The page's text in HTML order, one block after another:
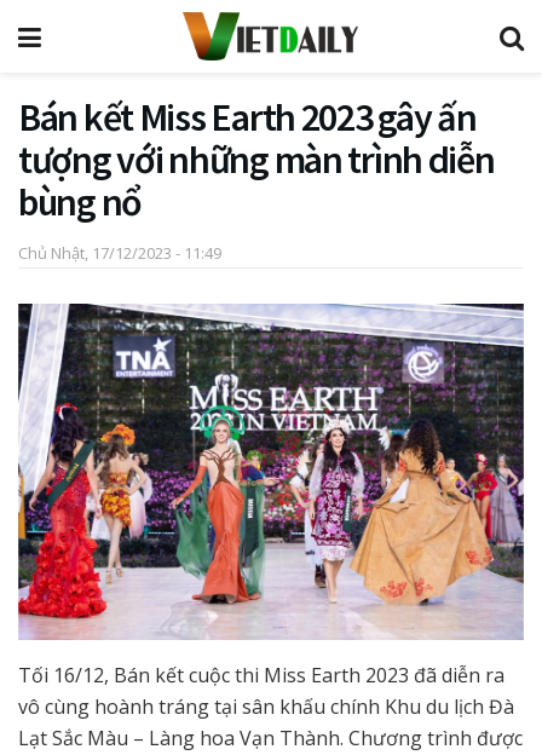
Bán kết Miss Earth 2023 gây ấn
tượng với những màn trình diễn
bùng nổ
Chủ Nhật, 17/12/2023 - 11:49
Tối 16/12, Bán kết cuộc thi Miss Earth 2023 đã diễn ra
vô cùng hoành tráng tại sân khấu chính Khu du lịch Đà
Lạt Sắc Màu – Làng hoa Vạn Thành. Chương trình được